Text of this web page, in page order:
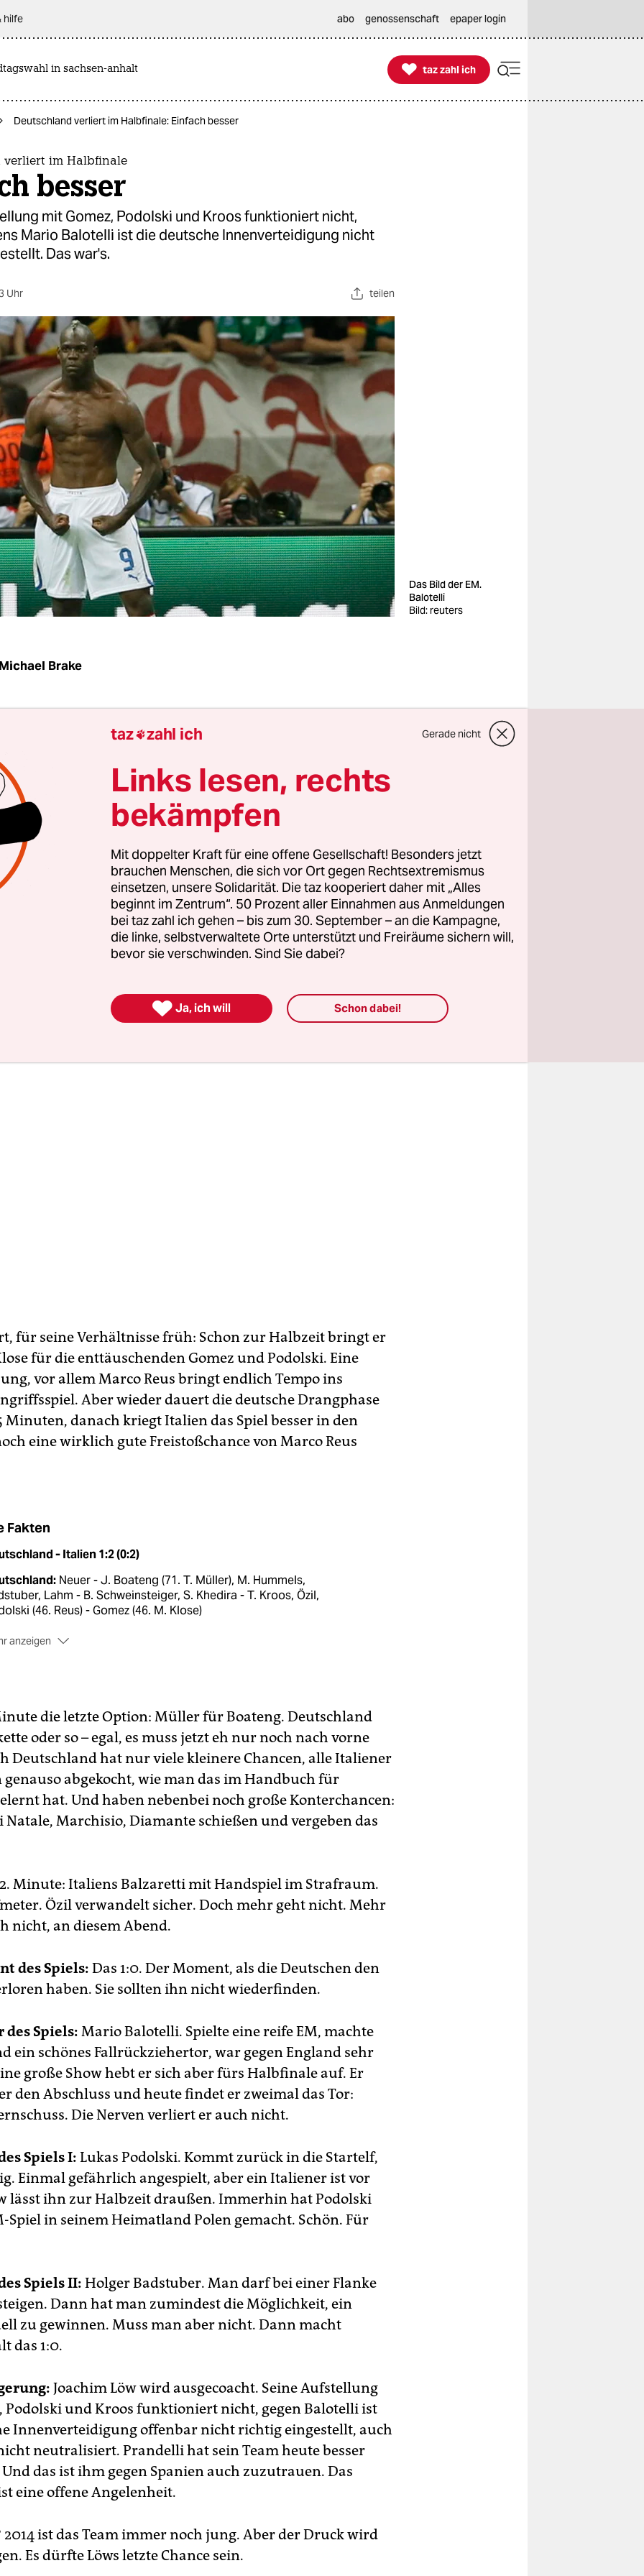
hilfe abo genossenschaft epaper login
in sachsen-anhalt 
taz zahl ich
taz zahl ich
Deutschland verliert im Halbfinale: Einfach besser
verliert im Halbfinale
besser
mit Gomez, Podolski und Kroos funktioniert nicht,
Mario Balotelli ist die deutsche Innenverteidigung nicht
Das war's.
Uhr teilen
Das Bild der EM.
Balotelli
Bild: reuters
Michael Brake
Das ist also der Abend, an dem Deutschland seine Grenzen
Und das deutlich. Dabei beginnen die Deutschen
frühe Chance von Hummels klärt
auf der Linie, gute
von Kroos und Khedira entschärft Buffon. Und Italien mit
Flüchtigkeitsfehlern, Barzagli nach einem
fast mit einem Eigentor. Bis in der 20. Minute Cassano
Flügel Hummels vernascht, scharf flankt und Balotelli
mit dem Kopf eindrückt. 1:0.
Spiel. Deutschland verliert den Zugriff. Es ist wurstig. Es
Zweimal warten freistehende Italiener noch mit dem
bis deutsche Verteidiger im Weg stehen. Dann erreicht
Balotelli. Der geht einige Schritte und nagelt
obere rechte Toreck. Top 5 der schönsten EM-Tore,
für seine Verhältnisse früh: Schon zur Halbzeit bringt er
für die enttäuschenden Gomez und Podolski. Eine
vor allem Marco Reus bringt endlich Tempo ins
Aber wieder dauert die deutsche Drangphase
Minuten, danach kriegt Italien das Spiel besser in den
eine wirklich gute Freistoßchance von Marco Reus
Fakten
- Italien 1:2 (0:2)
Neuer - J. Boateng (71. T. Müller), M. Hummels,
Lahm - B. Schweinsteiger, S. Khedira - T. Kroos, Özil,
(46. Reus) - Gomez (46. M. Klose)
anzeigen
Stéphane Lannoy (Frankreich)
55.540
0:1 Balotelli (20.), 0:2 Balotelli (36.); 1:2 Özil
Handelfmeter)
Karten:M. Hummels - Bonucci, De Rossi, Balotelli, T. Motta
die letzte Option: Müller für Boateng. Deutschland
oder so – egal, es muss jetzt eh nur noch nach vorne
Deutschland hat nur viele kleinere Chancen, alle Italiener
abgekocht, wie man das im Handbuch für
hat. Und haben nebenbei noch große Konterchancen:
Natale, Marchisio, Diamante schießen und vergeben das
Minute: Italiens Balzaretti mit Handspiel im Strafraum.
Özil verwandelt sicher. Doch mehr geht nicht. Mehr
nicht, an diesem Abend.
des Spiels: Das 1:0. Der Moment, als die Deutschen den
haben. Sie sollten ihn nicht wiederfinden.
des Spiels: Mario Balotelli. Spielte eine reife EM, machte
ein schönes Fallrückziehertor, war gegen England sehr
große Show hebt er sich aber fürs Halbfinale auf. Er
den Abschluss und heute findet er zweimal das Tor:
Die Nerven verliert er auch nicht.
Spiels I: Lukas Podolski. Kommt zurück in die Startelf,
Einmal gefährlich angespielt, aber ein Italiener ist vor
lässt ihn zur Halbzeit draußen. Immerhin hat Podolski
Spiel in seinem Heimatland Polen gemacht. Schön. Für
Spiels II: Holger Badstuber. Man darf bei einer Flanke
Dann hat man zumindest die Möglichkeit, ein
zu gewinnen. Muss man aber nicht. Dann macht
das 1:0.
Joachim Löw wird ausgecoacht. Seine Aufstellung
Podolski und Kroos funktioniert nicht, gegen Balotelli ist
Innenverteidigung offenbar nicht richtig eingestellt, auch
neutralisiert. Prandelli hat sein Team heute besser
das ist ihm gegen Spanien auch zuzutrauen. Das
eine offene Angelenheit.
2014 ist das Team immer noch jung. Aber der Druck wird
Es dürfte Löws letzte Chance sein.
taz zahl ich Gerade nicht
Links lesen, rechts
bekämpfen
Mit doppelter Kraft für eine offene Gesellschaft! Besonders jetzt
brauchen Menschen, die sich vor Ort gegen Rechtsextremismus
einsetzen, unsere Solidarität. Die taz kooperiert daher mit „Alles
beginnt im Zentrum“. 50 Prozent aller Einnahmen aus Anmeldungen
bei taz zahl ich gehen – bis zum 30. September – an die Kampagne,
die linke, selbstverwaltete Orte unterstützt und Freiräume sichern will,
bevor sie verschwinden. Sind Sie dabei?
 Ja, ich will Schon dabei!